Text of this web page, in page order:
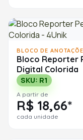
BLOCO DE
Bloco Reporter
Digital Colorida
SKU: R1
A partir de
R$ 18,66*
cada unidade